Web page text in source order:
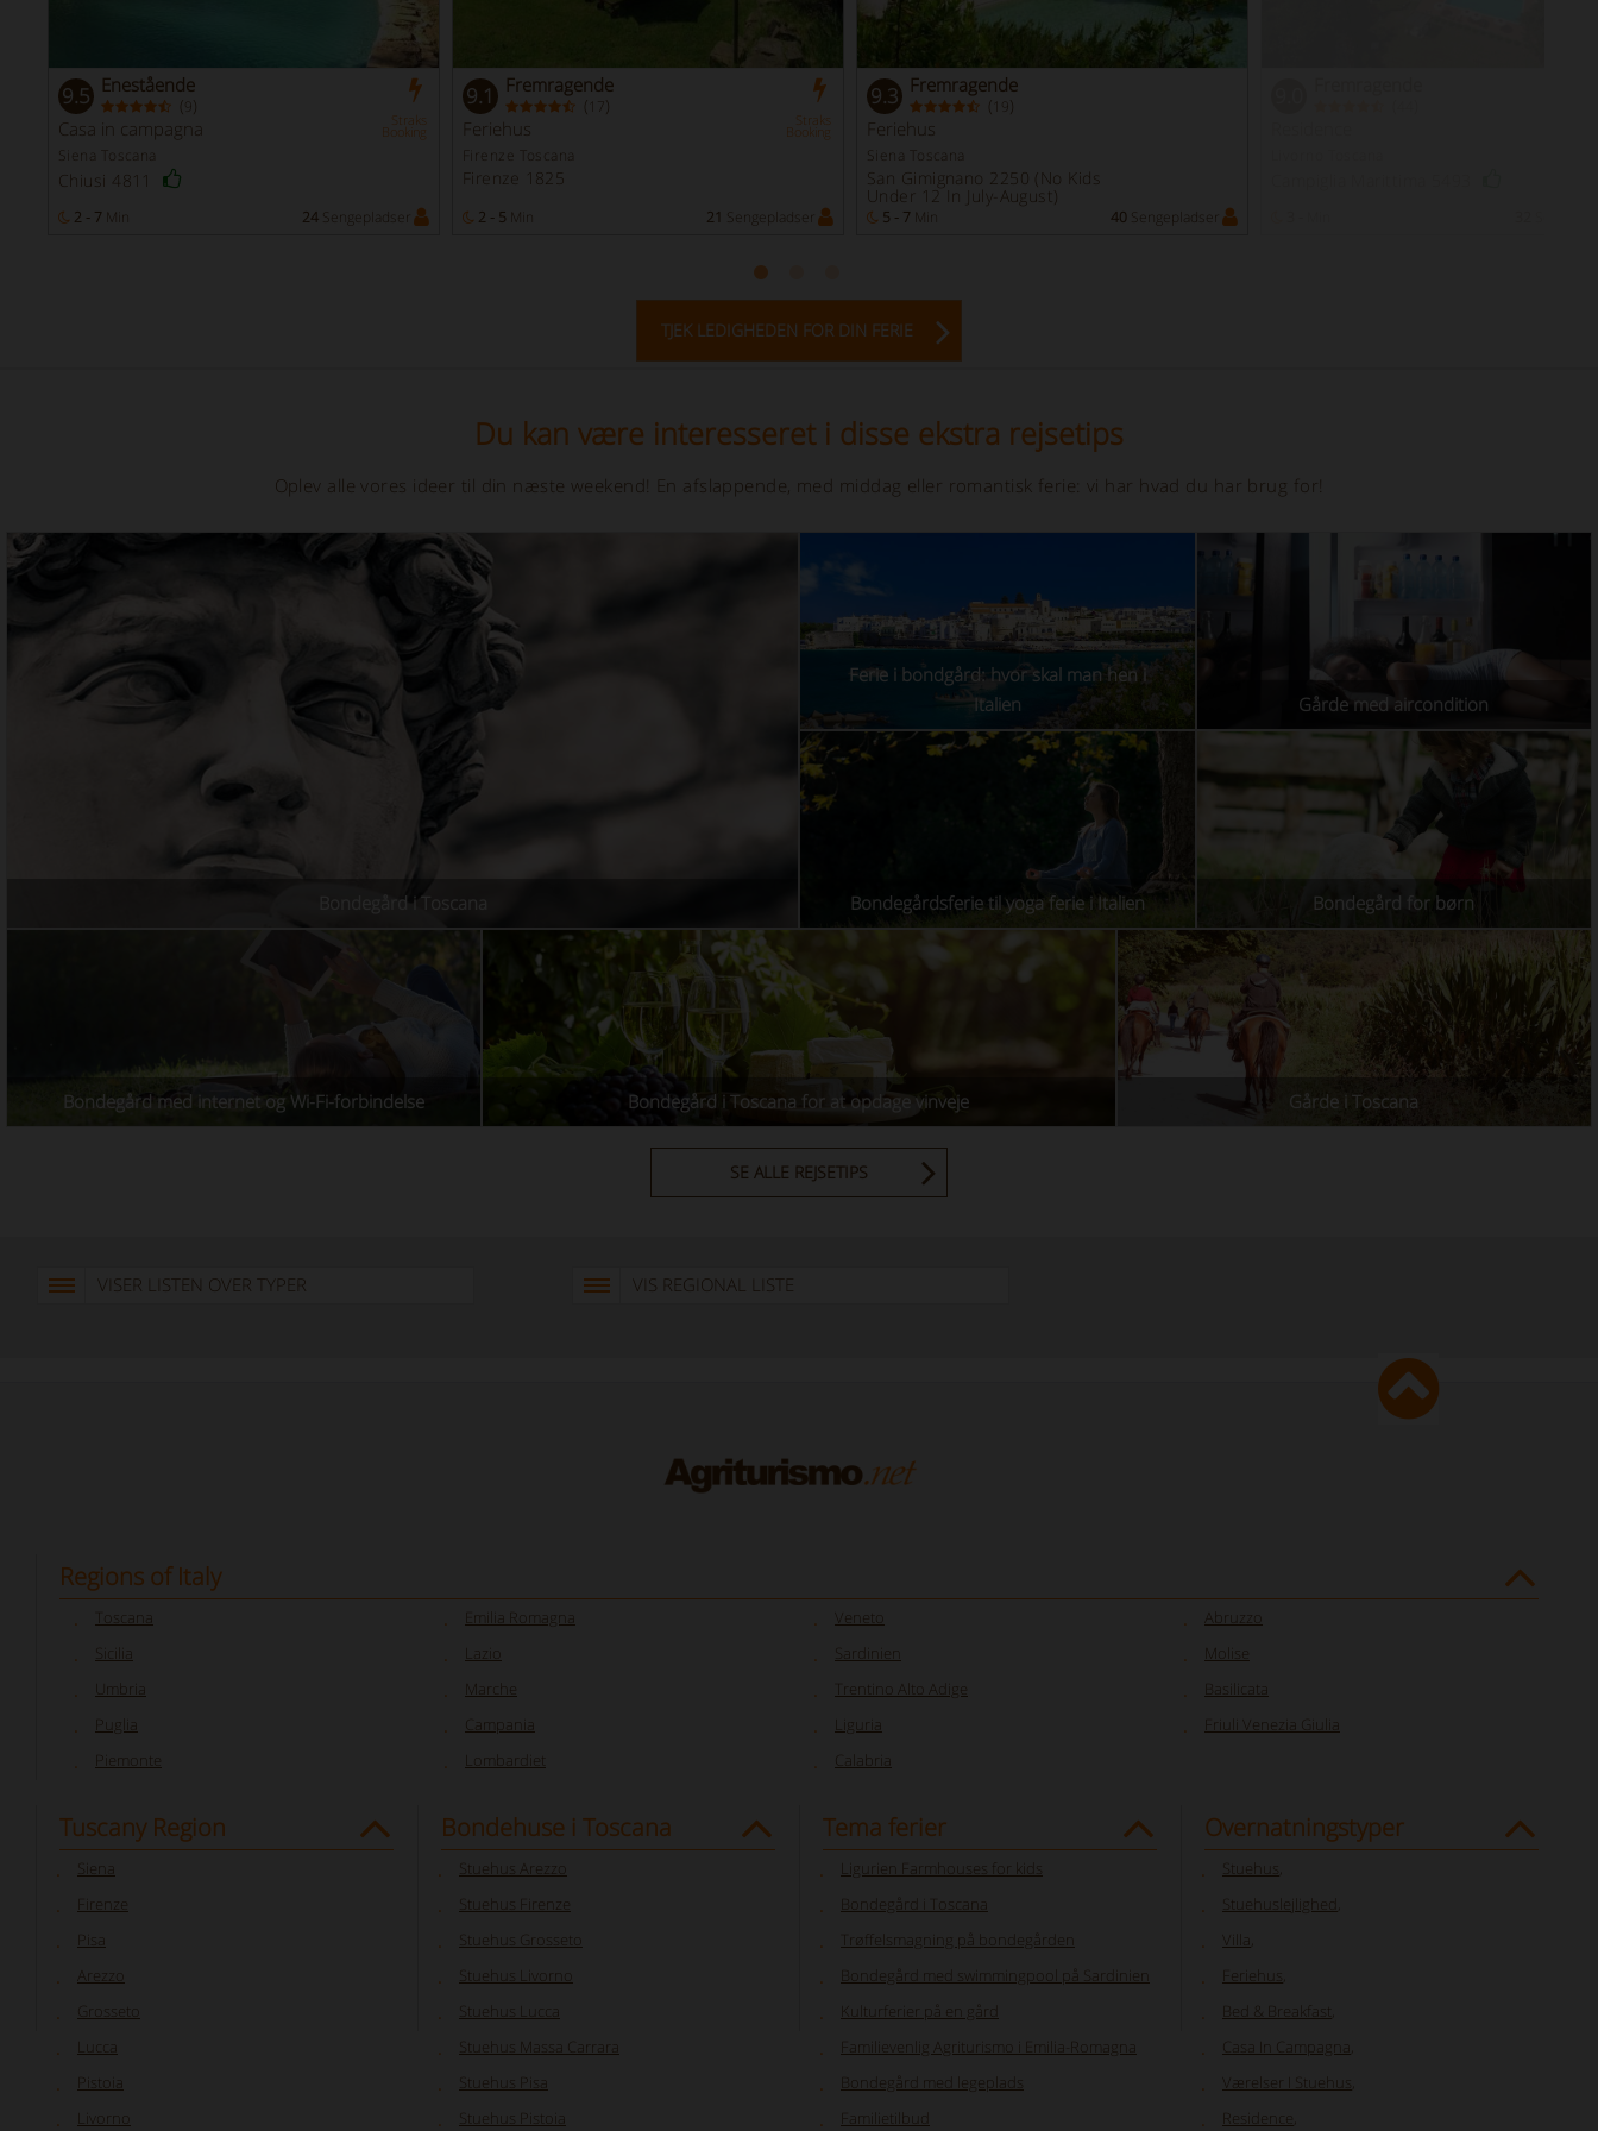
9.5 Enestående
( 9)
Straks
Booking
Casa in campagna
Siena Toscana
Chiusi 4811
2 - 7 Min 24 Sengepladser
9.1 Fremragende
( 17 )
Straks
Booking
Feriehus
Firenze Toscana
Firenze 1825
2 - 5 Min 21 Sengepladser
9.3 Fremragende
( 19)
Feriehus
Siena Toscana
San Gimignano 2250 (No Kids
Under 12 In July-August)
5 - 7 Min 40 Sengepladser
TJEK LEDIGHEDEN FOR DIN FERIE
Du kan være interesseret i disse ekstra rejsetips
Oplev alle vores ideer til din næste weekend! En afslappende, med middag eller romantisk ferie: vi har hvad du har brug for!
Bondegård i Toscana
Ferie i bondgård: hvor skal man hen i
Italien
Gårde med aircondition
Bondegårdsferie til yoga ferie i Italien Bondegård for børn
Bondegård med internet og Wi-Fi-forbindelse Bondegård i Toscana for at opdage vinveje Gårde i Toscana
SE ALLE REJSETIPS
VISER LISTEN OVER TYPER VIS REGIONAL LISTE
Regions of Italy
Toscana
Sicilia
Umbria
Puglia
Piemonte
Emilia Romagna
Lazio
Marche
Campania
Lombardiet
Veneto
Sardinien
Trentino Alto Adige
Liguria
Calabria
Abruzzo
Molise
Basilicata
Friuli Venezia Giulia
Tuscany Region
Siena
Firenze
Pisa
Arezzo
Grosseto
Lucca
Pistoia
Livorno
Bondehuse i Toscana
Stuehus Arezzo
Stuehus Firenze
Stuehus Grosseto
Stuehus Livorno
Stuehus Lucca
Stuehus Massa Carrara
Stuehus Pisa
Stuehus Pistoia
Tema ferier
Ligurien Farmhouses for kids
Bondegård i Toscana
Trøffelsmagning på bondegården
Bondegård med swimmingpool på Sardinien
Kulturferier på en gård
Familievenlig Agriturismo i Emilia-Romagna
Bondegård med legeplads
Familietilbud
Overnatningstyper
Stuehus
Stuehuslejlighed
Villa
Feriehus
Bed & Breakfast
Casa In Campagna
Værelser I Stuehus
Residence